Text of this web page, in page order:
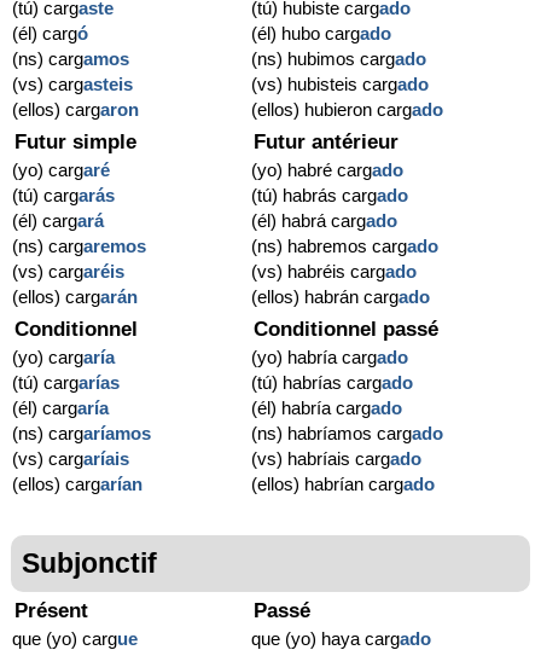
(tú) cargaste
(él) cargó
(ns) cargamos
(vs) cargasteis
(ellos) cargaron
(tú) hubiste cargado
(él) hubo cargado
(ns) hubimos cargado
(vs) hubisteis cargado
(ellos) hubieron cargado
Futur simple
(yo) cargaré
(tú) cargarás
(él) cargará
(ns) cargaremos
(vs) cargaréis
(ellos) cargarán
Futur antérieur
(yo) habré cargado
(tú) habrás cargado
(él) habrá cargado
(ns) habremos cargado
(vs) habréis cargado
(ellos) habrán cargado
Conditionnel
(yo) cargaría
(tú) cargarías
(él) cargaría
(ns) cargaríamos
(vs) cargaríais
(ellos) cargarían
Conditionnel passé
(yo) habría cargado
(tú) habrías cargado
(él) habría cargado
(ns) habríamos cargado
(vs) habríais cargado
(ellos) habrían cargado
Subjonctif
Présent
que (yo) cargue
Passé
que (yo) haya cargado